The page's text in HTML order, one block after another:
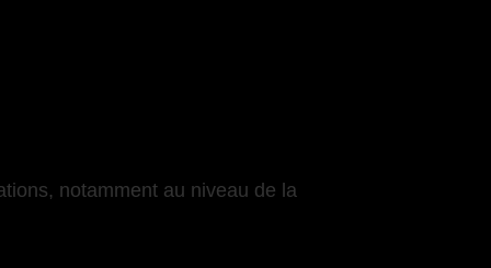
notamment au niveau de la